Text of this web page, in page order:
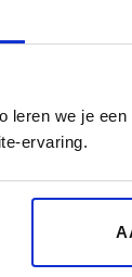
leren we je
ervaring.
55-R